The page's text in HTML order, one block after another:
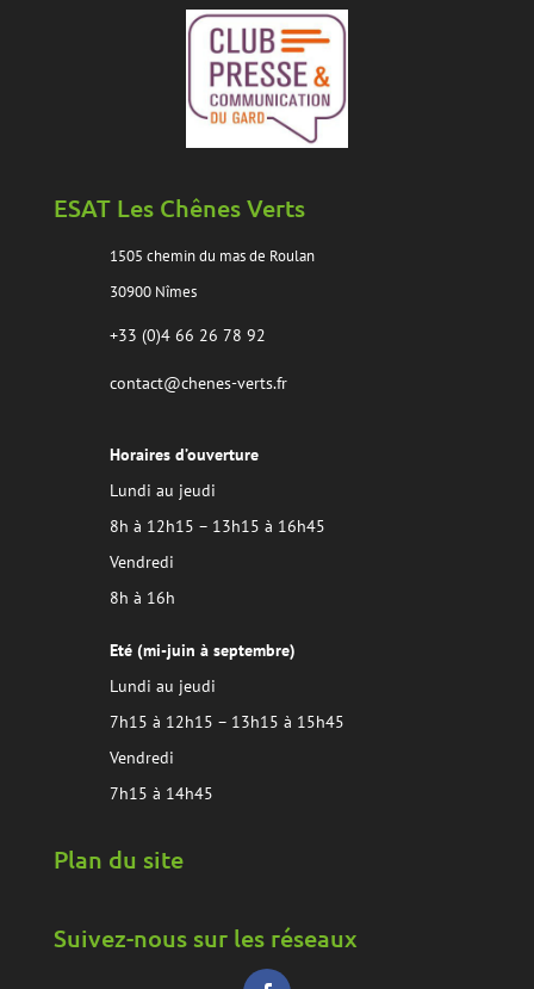
ESAT Les Chênes Verts
1505 chemin du mas de Roulan
30900 Nîmes
+33 (0)4 66 26 78 92
contact@chenes-verts.fr
Horaires d’ouverture
Lundi au jeudi
8h à 12h15 – 13h15 à 16h45
Vendredi
8h à 16h
Eté (mi-juin à septembre)
Lundi au jeudi
7h15 à 12h15 – 13h15 à 15h45
Vendredi
7h15 à 14h45
Plan du site
Suivez-nous sur les réseaux